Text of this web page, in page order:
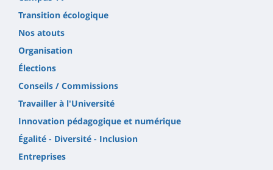
Transition écologique
Nos atouts
Organisation
Élections
Conseils / Commissions
Travailler à l'Université
Innovation pédagogique et numérique
Égalité - Diversité - Inclusion
Entreprises